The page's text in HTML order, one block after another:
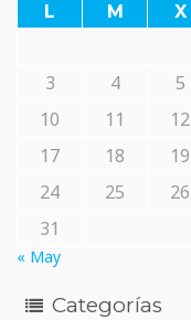
L M X
3
4 5
10
11 12
17
18 19
24
25 26
31
« May
Categorías